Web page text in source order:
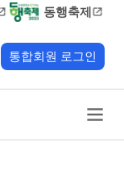
동행축제
통합회원 로그인